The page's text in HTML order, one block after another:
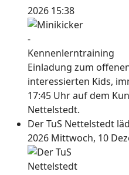
2026 15:38
Einladung zum
interessierten Kids,
17:45 Uhr auf dem
Nettelstedt.
Der TuS Nettelstedt
2026 Mittwoch, 10